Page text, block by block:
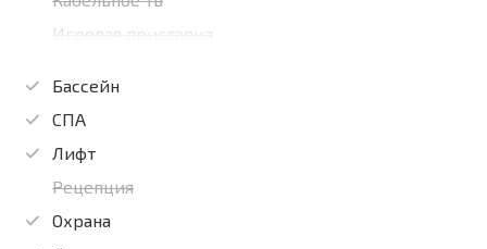
Игровая приставка
Бассейн
СПА
Лифт
Рецепция
Охрана